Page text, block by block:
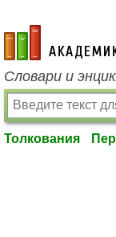
academic.ru
Словари и
Толкования